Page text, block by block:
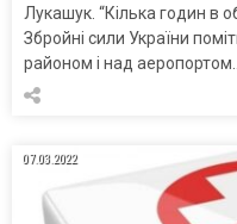
Лукашук. “Кілька годин в
Збройні сили України
районом і над аеропортом…
07.03.2022